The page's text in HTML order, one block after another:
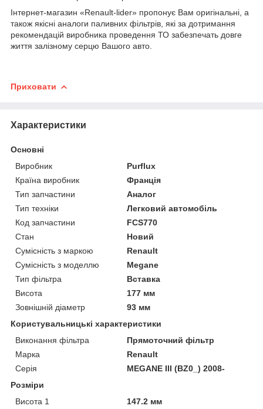
Інтернет-магазин «Renault-lider» пропонує Вам оригінальні, а
також якісні аналоги паливних фільтрів, які за дотримання
рекомендацій виробника проведення ТО забезпечать довге
життя залізному серцю Вашого авто.
Приховати
Характеристики
Основні
Виробник
Purflux
Країна виробник
Франція
Тип запчастини
Аналог
Тип техніки
Легковий автомобіль
Код запчастини
FCS770
Стан
Новий
Сумісність з маркою
Renault
Сумісність з моделлю
Megane
Тип фільтра
Вставка
Висота
177 мм
Зовнішній діаметр
93 мм
Користувальницькі характеристики
Виконання фільтра
Прямоточний фільтр
Марка
Renault
Серія
MEGANE III (BZ0_) 2008-
Розміри
Висота 1
147.2 мм